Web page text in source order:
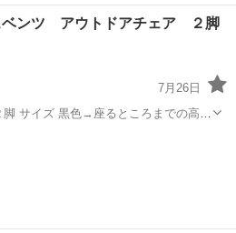
み込み手伝え
その他 廃材
ベンツ アウトドアチェア ２脚
7月26日
高さ